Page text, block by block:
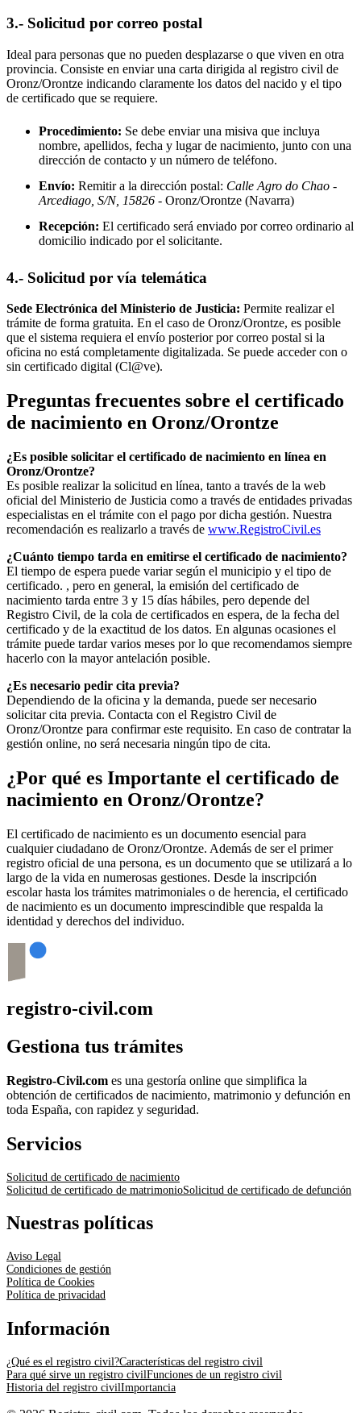
3.- Solicitud por correo postal
Ideal para personas que no pueden desplazarse o que viven en otra
provincia. Consiste en enviar una carta dirigida al registro civil de
Oronz/Orontze indicando claramente los datos del nacido y el tipo
de certificado que se requiere.
Procedimiento: Se debe enviar una misiva que incluya
nombre, apellidos, fecha y lugar de nacimiento, junto con una
dirección de contacto y un número de teléfono.
Envío: Remitir a la dirección postal: Calle Agro do Chao -
Arcediago, S/N, 15826 - Oronz/Orontze (Navarra)
Recepción: El certificado será enviado por correo ordinario al
domicilio indicado por el solicitante.
4.- Solicitud por vía telemática
Sede Electrónica del Ministerio de Justicia: Permite realizar el
trámite de forma gratuita. En el caso de Oronz/Orontze, es posible
que el sistema requiera el envío posterior por correo postal si la
oficina no está completamente digitalizada. Se puede acceder con o
sin certificado digital (Cl@ve).
Preguntas frecuentes sobre el certificado
de nacimiento en Oronz/Orontze
¿Es posible solicitar el certificado de nacimiento en línea en
Oronz/Orontze?
Es posible realizar la solicitud en línea, tanto a través de la web
oficial del Ministerio de Justicia como a través de entidades privadas
especialistas en el trámite con el pago por dicha gestión. Nuestra
recomendación es realizarlo a través de www.RegistroCivil.es
¿Cuánto tiempo tarda en emitirse el certificado de nacimiento?
El tiempo de espera puede variar según el municipio y el tipo de
certificado. , pero en general, la emisión del certificado de
nacimiento tarda entre 3 y 15 días hábiles, pero depende del
Registro Civil, de la cola de certificados en espera, de la fecha del
certificado y de la exactitud de los datos. En algunas ocasiones el
trámite puede tardar varios meses por lo que recomendamos siempre
hacerlo con la mayor antelación posible.
¿Es necesario pedir cita previa?
Dependiendo de la oficina y la demanda, puede ser necesario
solicitar cita previa. Contacta con el Registro Civil de
Oronz/Orontze para confirmar este requisito. En caso de contratar la
gestión online, no será necesaria ningún tipo de cita.
¿Por qué es Importante el certificado de
nacimiento en Oronz/Orontze?
El certificado de nacimiento es un documento esencial para
cualquier ciudadano de Oronz/Orontze. Además de ser el primer
registro oficial de una persona, es un documento que se utilizará a lo
largo de la vida en numerosas gestiones. Desde la inscripción
escolar hasta los trámites matrimoniales o de herencia, el certificado
de nacimiento es un documento imprescindible que respalda la
identidad y derechos del individuo.
registro-civil.com
Gestiona tus trámites
Registro-Civil.com es una gestoría online que simplifica la
obtención de certificados de nacimiento, matrimonio y defunción en
toda España, con rapidez y seguridad.
Servicios
Solicitud de certificado de nacimiento
Solicitud de certificado de matrimonioSolicitud de certificado de defunción
Nuestras políticas
Aviso Legal
Condiciones de gestión
Política de Cookies
Política de privacidad
Información
¿Qué es el registro civil?Características del registro civil
Para qué sirve un registro civilFunciones de un registro civil
Historia del registro civilImportancia